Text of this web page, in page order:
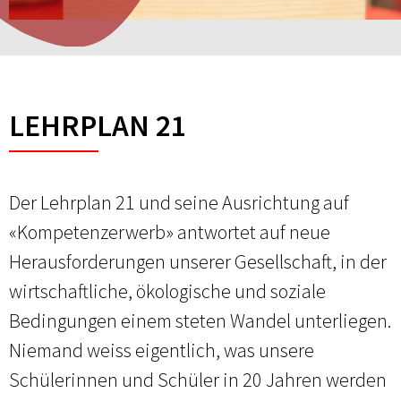
LEHRPLAN 21
Der Lehrplan 21 und seine Ausrichtung auf
«Kompetenzerwerb» antwortet auf neue
Herausforderungen unserer Gesellschaft, in der
wirtschaftliche, ökologische und soziale
Bedingungen einem steten Wandel unterliegen.
Niemand weiss eigentlich, was unsere
Schülerinnen und Schüler in 20 Jahren werden